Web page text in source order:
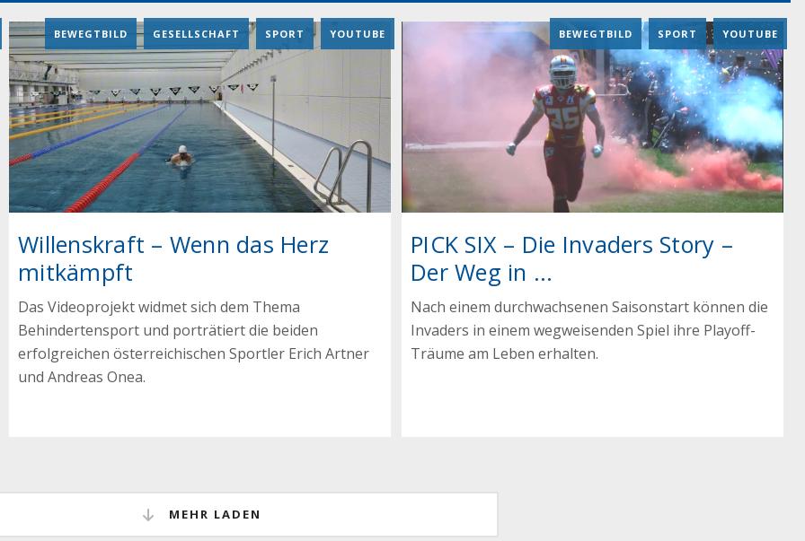
Willenskraft – Wenn das Herz
mitkämpft
BEWEGTBILD , GESELLSCHAFT , SPORT , YOUTUBE
Das Videoprojekt widmet sich dem Thema
Behindertensport und porträtiert die beiden
erfolgreichen österreichischen Sportler Erich Artner
und Andreas Onea.
PICK SIX – Die Invaders Story –
Der Weg in ...
BEWEGTBILD , SPORT , YOUTUBE
Nach einem durchwachsenen Saisonstart können die
Invaders in einem wegweisenden Spiel ihre Playoff-
Träume am Leben erhalten.
MEHR LADEN